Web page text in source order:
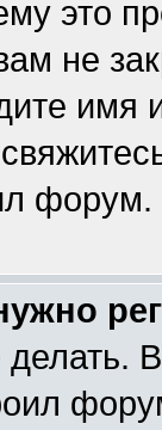
это
не
форум.